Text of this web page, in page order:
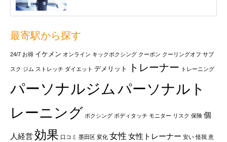
最寄駅から探す
24/7 お得 イケメン オンライン キックボクシング クーポン クーリングオフ サブ
スク ジム ストレッチ ダイエット デメリット トレーナー トレーニング
パーソナルジム パーソナルト
レーニング ボクシング ボディタッチ モニター リスク 保険 個
人経営効果 口コミ 墨田区 変化 女性 女性トレーナー 安い 怪我 意